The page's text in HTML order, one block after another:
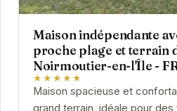
Maison indépendante
proche plage et terrain
Noirmoutier-en-l'Île -
★★★★★
Maison spacieuse et
grand terrain, idéale pour